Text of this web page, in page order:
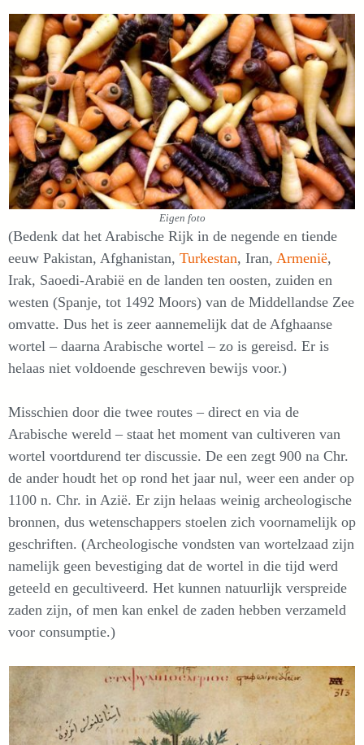
Eigen foto
(Bedenk dat het Arabische Rijk in de negende en tiende
eeuw Pakistan, Afghanistan, Turkestan, Iran, Armenië,
Irak, Saoedi-Arabië en de landen ten oosten, zuiden en
westen (Spanje, tot 1492 Moors) van de Middellandse Zee
omvatte. Dus het is zeer aannemelijk dat de Afghaanse
wortel – daarna Arabische wortel – zo is gereisd. Er is
helaas niet voldoende geschreven bewijs voor.)
Misschien door die twee routes – direct en via de
Arabische wereld – staat het moment van cultiveren van
wortel voortdurend ter discussie. De een zegt 900 na Chr.
de ander houdt het op rond het jaar nul, weer een ander op
1100 n. Chr. in Azië. Er zijn helaas weinig archeologische
bronnen, dus wetenschappers stoelen zich voornamelijk op
geschriften. (Archeologische vondsten van wortelzaad zijn
namelijk geen bevestiging dat de wortel in die tijd werd
geteeld en gecultiveerd. Het kunnen natuurlijk verspreide
zaden zijn, of men kan enkel de zaden hebben verzameld
voor consumptie.)